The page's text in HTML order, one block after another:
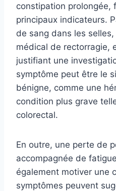
constipation prolongée,
principaux indicateurs.
de sang dans les
médical de rectorragie,
justifiant une
symptôme peut être le
bénigne, comme une
condition plus grave
colorectal.
En outre, une perte de
accompagnée de
également motiver une
symptômes peuvent